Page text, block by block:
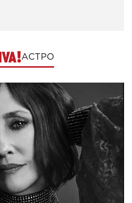
АСТРО